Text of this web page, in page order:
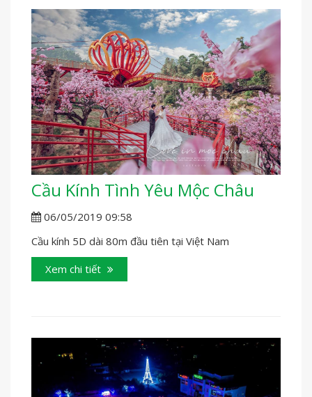
Cầu Kính Tình Yêu Mộc Châu
06/05/2019 09:58
Cầu kính 5D dài 80m đầu tiên tại Việt Nam
Xem chi tiết